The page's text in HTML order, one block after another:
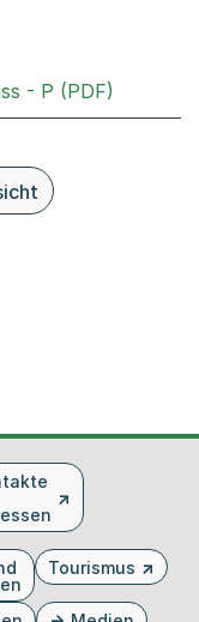
- P (PDF)
Tourismus